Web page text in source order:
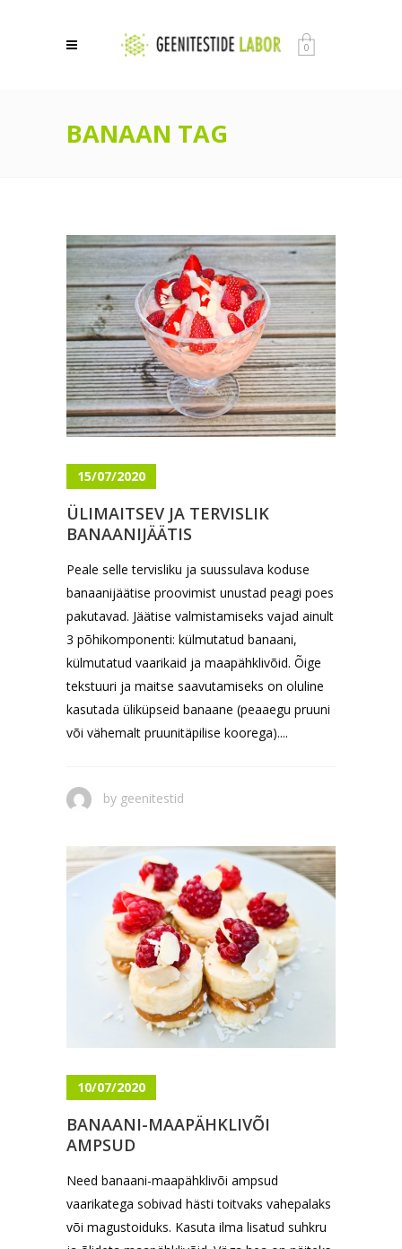
0
BANAAN TAG
15/07/2020
ÜLIMAITSEV JA TERVISLIK
BANAANIJÄÄTIS
Peale selle tervisliku ja suussulava koduse
banaanijäätise proovimist unustad peagi poes
pakutavad. Jäätise valmistamiseks vajad ainult
3 põhikomponenti: külmutatud banaani,
külmutatud vaarikaid ja maapähklivõid. Õige
tekstuuri ja maitse saavutamiseks on oluline
kasutada üliküpseid banaane (peaaegu pruuni
või vähemalt pruunitäpilise koorega)....
by geenitestid
10/07/2020
BANAANI-MAAPÄHKLIVÕI
AMPSUD
Need banaani-maapähklivõi ampsud
vaarikatega sobivad hästi toitvaks vahepalaks
või magustoiduks. Kasuta ilma lisatud suhkru